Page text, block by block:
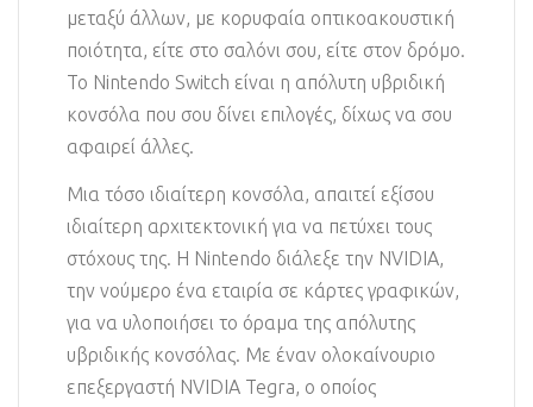
μεταξύ άλλων, με κορυφαία οπτικοακουστική
ποιότητα, είτε στο σαλόνι σου, είτε στον δρόμο.
Το Nintendo Switch είναι η απόλυτη υβριδική
κονσόλα που σου δίνει επιλογές, δίχως να σου
αφαιρεί άλλες.
Μια τόσο ιδιαίτερη κονσόλα, απαιτεί εξίσου
ιδιαίτερη αρχιτεκτονική για να πετύχει τους
στόχους της. Η Nintendo διάλεξε την NVIDIA,
την νούμερο ένα εταιρία σε κάρτες γραφικών,
για να υλοποιήσει το όραμα της απόλυτης
υβριδικής κονσόλας. Με έναν ολοκαίνουριο
επεξεργαστή NVIDIA Tegra, ο οποίος